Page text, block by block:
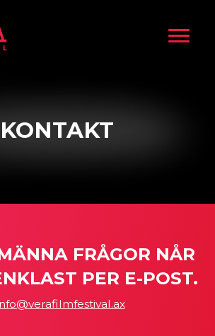
KONTAKT
FRÅGOR NÅR
PER E-POST.